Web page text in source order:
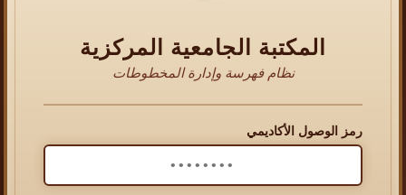
المكتبة الجامعية المركزية
نظام فهرسة وإدارة المخطوطات
رمز الوصول الأكاديمي